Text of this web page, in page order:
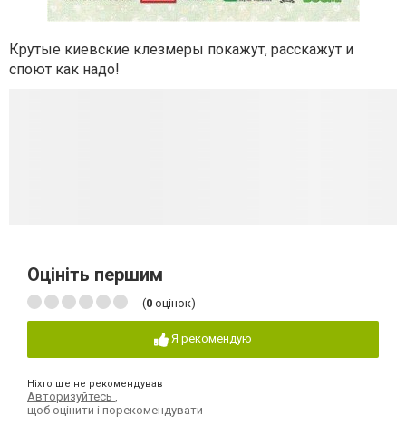
Крутые киевские клезмеры покажут, расскажут и
споют как надо!
Оцініть першим
(0 оцінок)
Я рекомендую
Ніхто ще не рекомендував
Авторизуйтесь
щоб оцінити і порекомендувати